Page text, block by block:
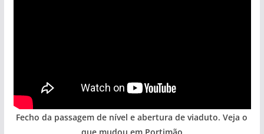
Fecho da passagem de nível e abertura de viaduto. Veja o
que mudou em Portimão